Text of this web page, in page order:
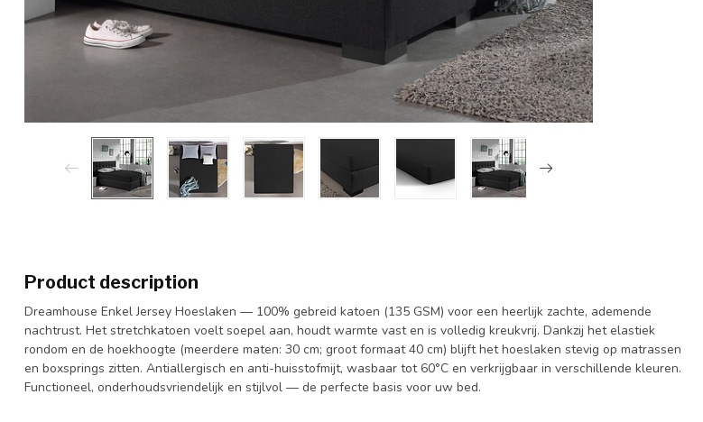
Product description
Dreamhouse Enkel Jersey Hoeslaken — 100% gebreid katoen (135 GSM) voor een heerlijk zachte, ademende
nachtrust. Het stretchkatoen voelt soepel aan, houdt warmte vast en is volledig kreukvrij. Dankzij het elastiek
rondom en de hoekhoogte (meerdere maten: 30 cm; groot formaat 40 cm) blijft het hoeslaken stevig op matrassen
en boxsprings zitten. Antiallergisch en anti-huisstofmijt, wasbaar tot 60°C en verkrijgbaar in verschillende kleuren.
Functioneel, onderhoudsvriendelijk en stijlvol — de perfecte basis voor uw bed.